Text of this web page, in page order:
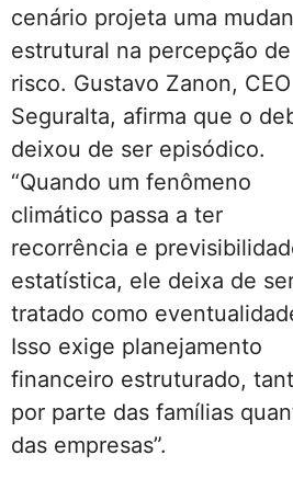
cenário projeta uma
estrutural na percepção de
risco. Gustavo Zanon,
Seguralta, afirma que o
deixou de ser episódico.
“Quando um fenômeno
climático passa a ter
recorrência e
estatística, ele deixa de
tratado como
Isso exige planejamento
financeiro estruturado,
por parte das famílias
das empresas”.